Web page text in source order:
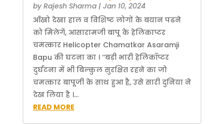
byRajesh Sharma| Jan 10, 2024
आँखो देखा हाल व विशिष्ट लोगों के बयान पढने
को मिलेगें, आसारामजी बापू के हेलिकाप्टर
चमत्कार Helicopter Chamatkar Asaramji
Bapu की घटना का । ‘‘बड़ी भारी हेलिकॉप्टर
दुर्घटना में भी बिल्कुल सुरक्षित रहने का जो
चमत्कार बापूजी के साथ हुआ है, उसे सारी दुनिया ने
देख लिया है ।...
READ MORE